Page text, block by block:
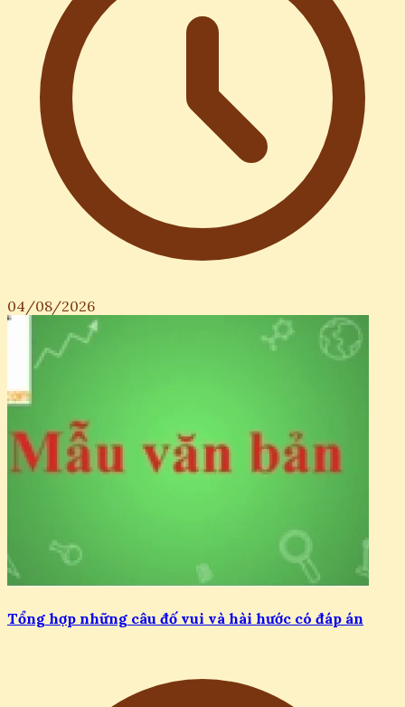
04/08/2026
Tổng hợp những câu đố vui và hài hước có đáp án